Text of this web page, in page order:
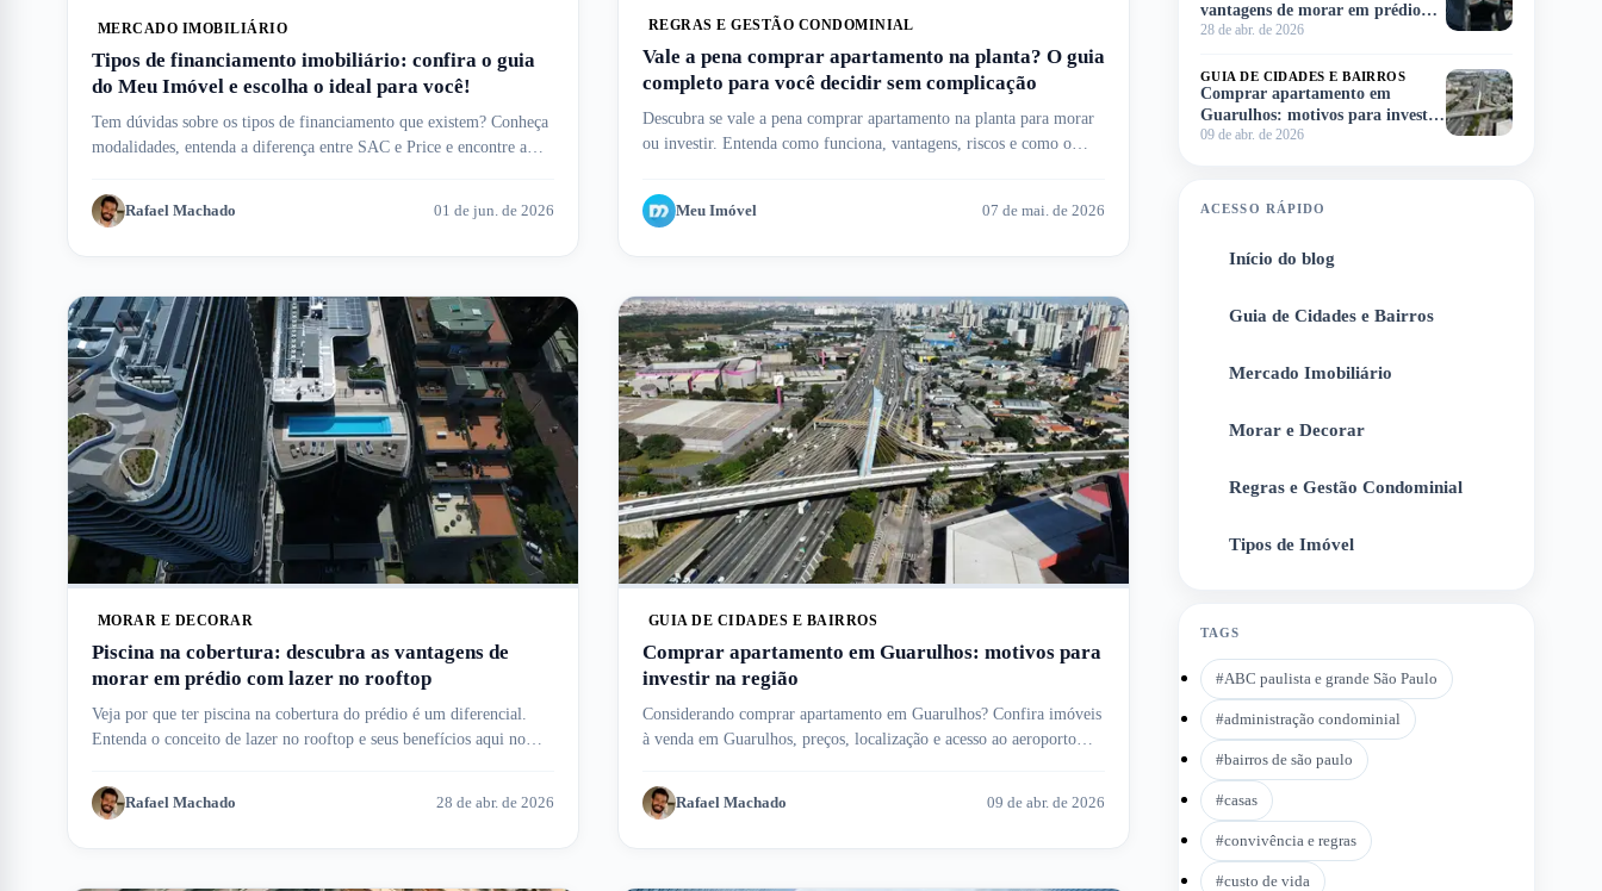
MERCADO IMOBILIÁRIO
Tipos de financiamento imobiliário: confira o guia
do Meu Imóvel e escolha o ideal para você!
Tem dúvidas sobre os tipos de financiamento que existem? Conheça
modalidades, entenda a diferença entre SAC e Price e encontre a
Rafael Machado 01 de jun. de 2026
REGRAS E GESTÃO CONDOMINIAL
Vale a pena comprar apartamento na planta? O guia
completo para você decidir sem complicação
Descubra se vale a pena comprar apartamento na planta para morar
ou investir. Entenda como funciona, vantagens, riscos e como o
Meu Imóvel 07 de mai. de 2026
MORAR E DECORAR
Piscina na cobertura: descubra as vantagens de
morar em prédio com lazer no rooftop
Veja por que ter piscina na cobertura do prédio é um diferencial.
Entenda o conceito de lazer no rooftop e seus benefícios aqui no
Rafael Machado 28 de abr. de 2026
GUIA DE CIDADES E BAIRROS
Comprar apartamento em Guarulhos: motivos para
investir na região
Considerando comprar apartamento em Guarulhos? Confira imóveis
à venda em Guarulhos, preços, localização e acesso ao aeroporto
Rafael Machado 09 de abr. de 2026
vantagens de morar em prédio
com lazer no rooftop
28 de abr. de 2026
GUIA DE CIDADES E BAIRROS
Comprar apartamento em
Guarulhos: motivos para investir
na região
09 de abr. de 2026
ACESSO RÁPIDO
Início do blog
Guia de Cidades e Bairros
Mercado Imobiliário
Morar e Decorar
Regras e Gestão Condominial
Tipos de Imóvel
TAGS
#ABC paulista e grande São Paulo
#administração condominial
#bairros de são paulo
#casas
#convivência e regras
#custo de vida